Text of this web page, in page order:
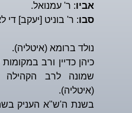
אביו: ר' עמנואל.
סבו: ר' בוניט [יעקב] די
נולד ברומא (איטליה).
כיהן כדיין ורב
שמונה לרב הקהילה
(איטליה).
בשנת ה'ש"א העניק